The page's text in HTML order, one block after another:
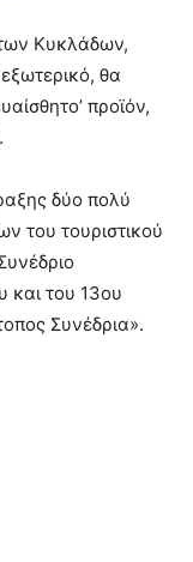
Κυκλάδων,
θα
προϊόν,
δύο πολύ
του τουριστικού
και του 13ου
Συνέδρια».